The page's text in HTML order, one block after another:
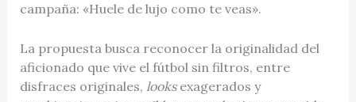
campaña: «Huele de lujo como te veas».
La propuesta busca reconocer la originalidad del
aficionado que vive el fútbol sin filtros, entre
disfraces originales, looksexagerados y